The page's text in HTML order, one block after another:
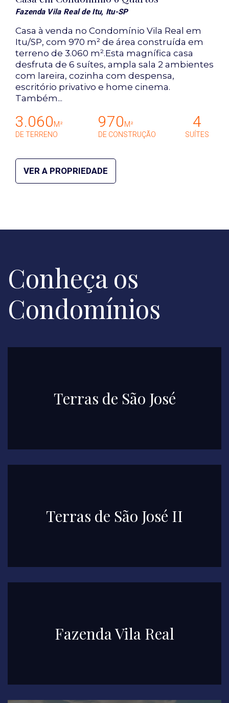
Fazenda Vila Real de Itu, Itu-SP
Casa à venda no Condomínio Vila Real em
Itu/SP, com 970 m² de área construída em
terreno de 3.060 m².Esta magnífica casa
desfruta de 6 suítes, ampla sala 2 ambientes
com lareira, cozinha com despensa,
escritório privativo e home cinema.
Também...
3.060M²
DE TERRENO
970M²
DE CONSTRUÇÃO
4
SUÍTES
VER A PROPRIEDADE
Conheça os
Condomínios
Terras de São José
Terras de São José II
Fazenda Vila Real